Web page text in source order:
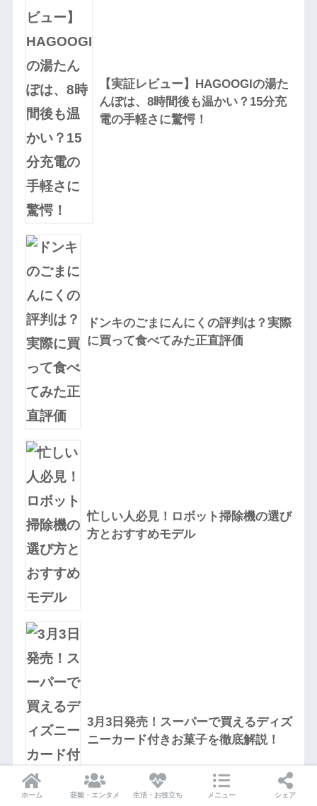
【実証レビュー】HAGOOGIの湯た
んぽは、8時間後も温かい？15分充
電の手軽さに驚愕！
ドンキのごまにんにくの評判は？実際
に買って食べてみた正直評価
忙しい人必見！ロボット掃除機の選び
方とおすすめモデル
3月3日発売！スーパーで買えるディズ
ニーカード付きお菓子を徹底解説！
ホーム 芸能・エンタメ 生活・お役立ち メニュー シェア